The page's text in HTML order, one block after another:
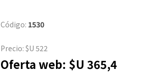
Código: 1530
Precio: $U 522
Oferta web: $U 365,4